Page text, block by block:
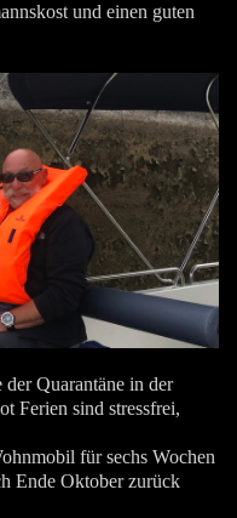
und einen guten
Quarantäne in der
Ferien sind stressfrei,
für sechs Wochen
Ende Oktober zurück